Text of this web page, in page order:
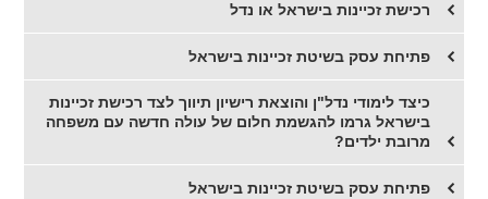
רכישת זכיינות בישראל או נדל
פתיחת עסק בשיטת זכיינות בישראל
כיצד לימודי נדל"ן והוצאת רישיון תיווך לצד רכישת זכיינות
בישראל גרמו להגשמת חלום של עולה חדשה עם משפחה
מרובת ילדים?
​פתיחת עסק בשיטת זכיינות בישראל